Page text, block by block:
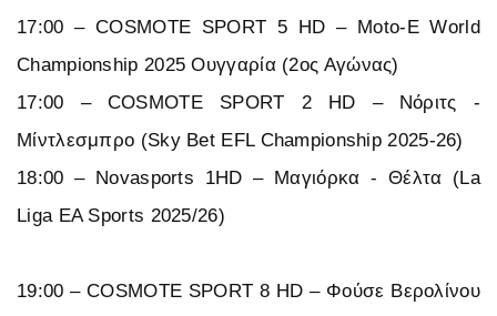
17:00 – COSMOTE SPORT 5 HD – Moto-E World
Championship 2025 Ουγγαρία (2ος Αγώνας)
17:00 – COSMOTE SPORT 2 HD – Νόριτς -
Μίντλεσμπρο (Sky Bet EFL Championship 2025-26)
18:00 – Novasports 1HD – Μαγιόρκα - Θέλτα (La
Liga EA Sports 2025/26)
19:00 – COSMOTE SPORT 8 HD – Φούσε Βερολίνου